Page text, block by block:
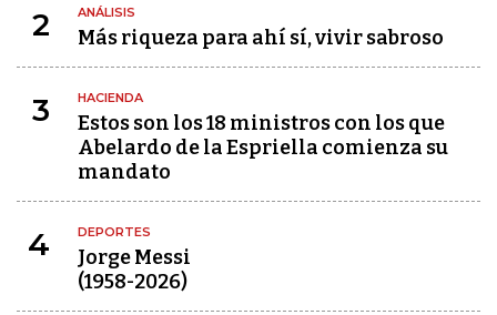
2 ANÁLISIS
Más riqueza para ahí sí, vivir sabroso
3 HACIENDA
Estos son los 18 ministros con los que
Abelardo de la Espriella comienza su
mandato
4 DEPORTES
Jorge Messi
(1958-2026)